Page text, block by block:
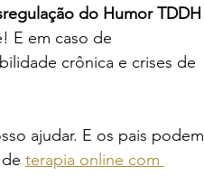
do Humor TDDH
E em caso de
crônica e crises de
ajudar. E os pais podem
terapia online com